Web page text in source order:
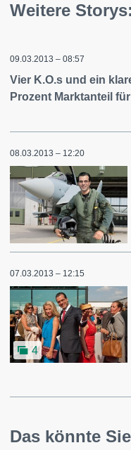
Weitere
09.03.2013 – 08:57
Vier K.O.s und ein
Prozent Marktanteil
08.03.2013 – 12:20
07.03.2013 – 12:15
4
Das könnte